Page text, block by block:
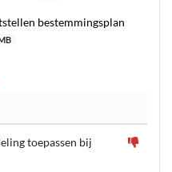
bestemmingsplan
toepassen bij